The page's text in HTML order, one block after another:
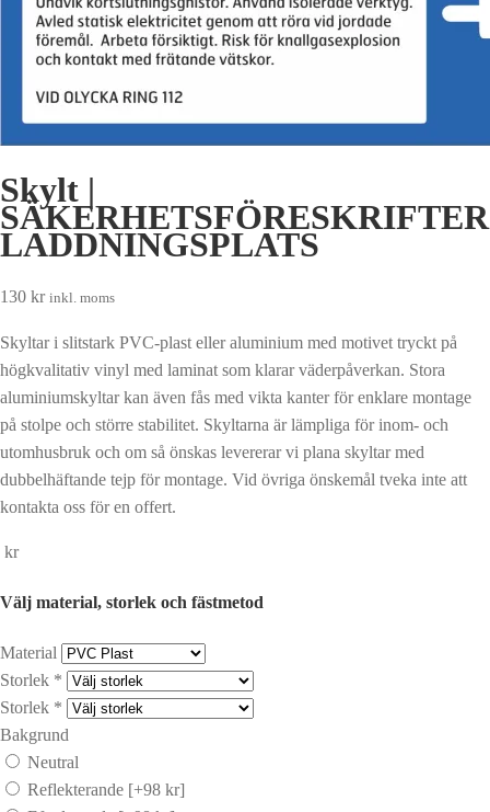
Skylt |
SÄKERHETSFÖRESKRIFTER
LADDNINGSPLATS
130 kr inkl. moms
Skyltar i slitstark PVC-plast eller aluminium med motivet tryckt på
högkvalitativ vinyl med laminat som klarar väderpåverkan. Stora
aluminiumskyltar kan även fås med vikta kanter för enklare montage
på stolpe och större stabilitet. Skyltarna är lämpliga för inom- och
utomhusbruk och om så önskas levererar vi plana skyltar med
dubbelhäftande tejp för montage. Vid övriga önskemål tveka inte att
kontakta oss för en offert.
kr
Välj material, storlek och fästmetod
Material
Storlek *
Storlek *
Bakgrund
Neutral
Reflekterande [+98 kr]